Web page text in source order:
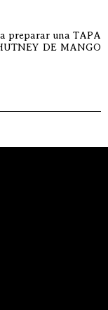
preparar una TAPA
DE MANGO